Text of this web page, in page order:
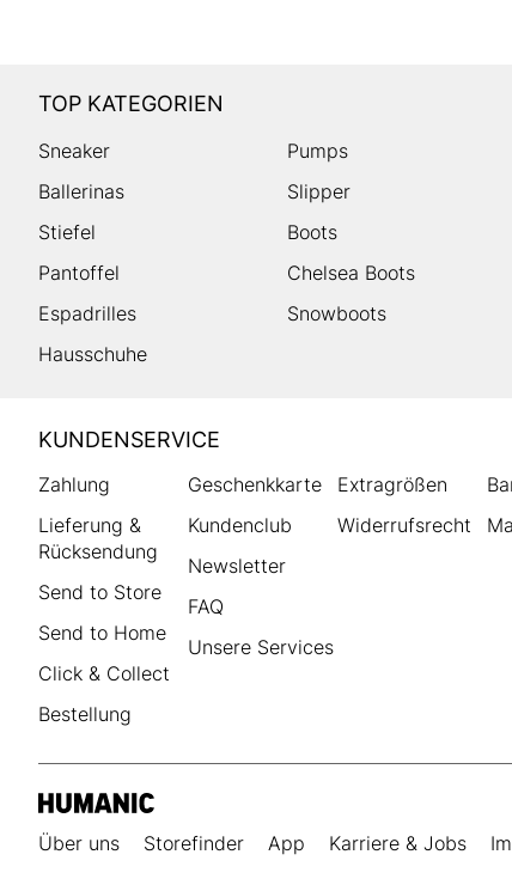
TOP KATEGORIEN
Sneaker Pumps
Ballerinas
Slipper
Stiefel
Boots
Pantoffel
Chelsea Boots
Espadrilles
Snowboots
Hausschuhe
HUMANIC
Footer
KUNDENSERVICE
Zahlung
Lieferung &
Rücksendung
Send to Store
Send to Home
Click & Collect
Bestellung
Geschenkkarte
Kundenclub
Newsletter
FAQ
Unsere Services
Extragrößen
Widerrufsrecht
Über uns Storefinder App Karriere & Jobs